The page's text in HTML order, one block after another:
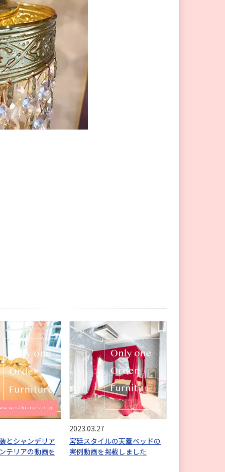
とシャンデリア
テリアの動画を
2023.03.27
宮廷スタイルの天蓋ベッドの
実例動画を掲載しました